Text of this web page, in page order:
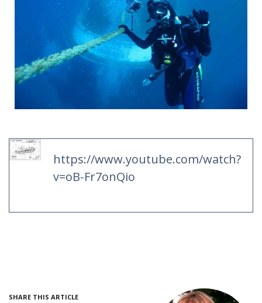
https://www.youtube.com/watch?
v=oB-Fr7onQio
SHARE THIS ARTICLE